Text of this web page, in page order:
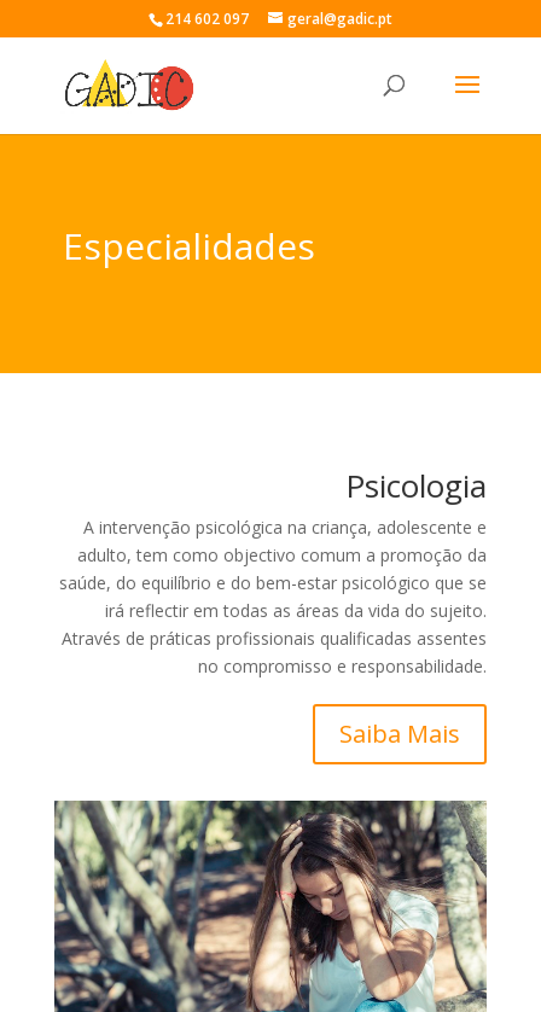
214 602 097 geral@gadic.pt
Especialidades
Psicologia
A intervenção psicológica na criança, adolescente e
adulto, tem como objectivo comum a promoção da
saúde, do equilíbrio e do bem-estar psicológico que se
irá reflectir em todas as áreas da vida do sujeito.
Através de práticas profissionais qualificadas assentes
no compromisso e responsabilidade.
Saiba Mais